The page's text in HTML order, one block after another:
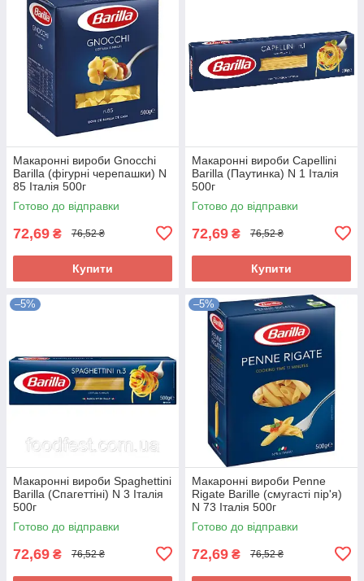
Макаронні вироби Gnocchi
Barilla (фігурні черепашки) N
85 Італія 500г
Готово до відправки
72,69 ₴ 76,52 ₴
Купити
Макаронні вироби Capellini
Barilla (Паутинка) N 1 Італія
500г
Готово до відправки
72,69 ₴ 76,52 ₴
Купити
–5%
Макаронні вироби Spaghettini
Barilla (Спагеттіні) N 3 Італія
500г
Готово до відправки
72,69 ₴ 76,52 ₴
–5%
Макаронні вироби Penne
Rigate Barille (смугасті пір'я)
N 73 Італія 500г
Готово до відправки
72,69 ₴ 76,52 ₴